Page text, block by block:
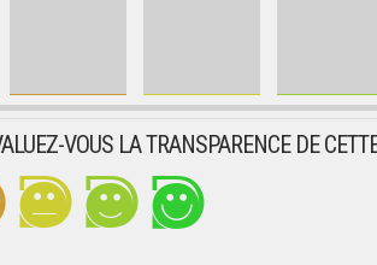
VOUS LA TRANSPARENCE DE